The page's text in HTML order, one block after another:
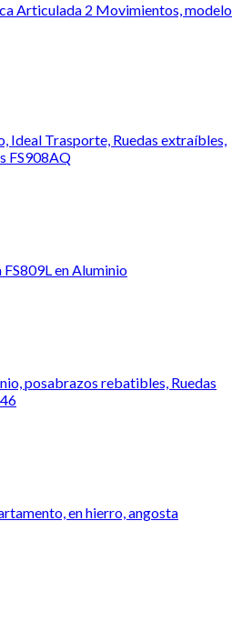
Articulada 2 Movimientos, modelo
Ideal Trasporte, Ruedas extraíbles,
FS908AQ
en Aluminio
posabrazos rebatibles, Ruedas
en hierro, angosta